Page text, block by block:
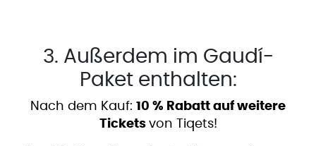
3. Außerdem im Gaudí-
Paket enthalten:
Nach dem Kauf: 10 % Rabatt auf weitere
Tickets von Tiqets!